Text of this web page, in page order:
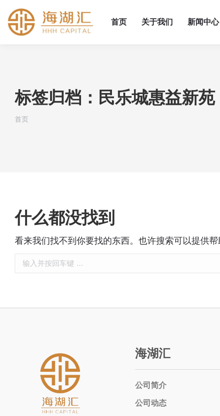
首页 关于我们 新闻中心
标签归档： 民乐城惠益新
您在这里：
首页
什么都没找到
看来我们找不到你要找的东西。也许搜索可以提供帮
海湖汇
公司简介
公司动态